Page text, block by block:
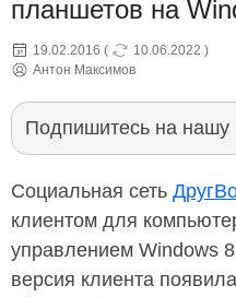
планшетов на
19.02.2016 ( 10.06.2022 )
Антон Максимов
Подпишитесь на нашу
Социальная сеть
клиентом для
управлением Windows
версия клиента